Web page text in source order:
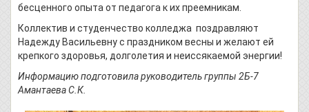
бесценного опыта от педагога к их преемникам.
Коллектив и студенчество колледжа поздравляют
Надежду Васильевну с праздником весны и желают ей
крепкого здоровья, долголетия и неиссякаемой энергии!
Информацию подготовила руководитель группы 2Б-7
Амантаева С.К.